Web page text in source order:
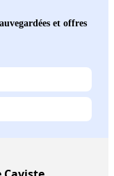
et offres